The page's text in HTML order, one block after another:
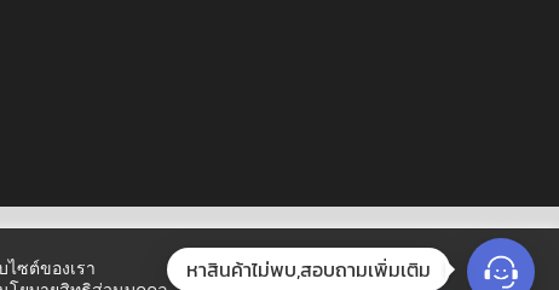
ไซต์ของเรา
หาสินค้าไม่พบ,สอบถามเพิ่มเติม